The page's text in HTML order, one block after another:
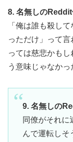
8. 名無しの
「俺は誰も殺し
っただけ」って
っては慈悲かも
う意味じゃなかっ
9. 名無しの
同僚がそれに
んで運転しそ